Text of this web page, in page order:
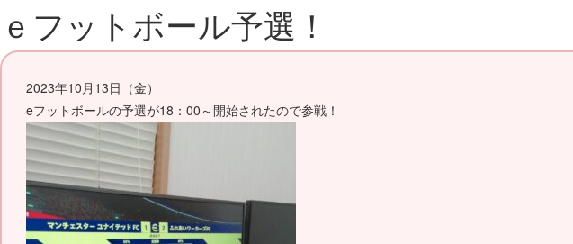
ｅフットボール予選！
2023年10月13日（金）
eフットボールの予選が18：00～開始されたので参戦！